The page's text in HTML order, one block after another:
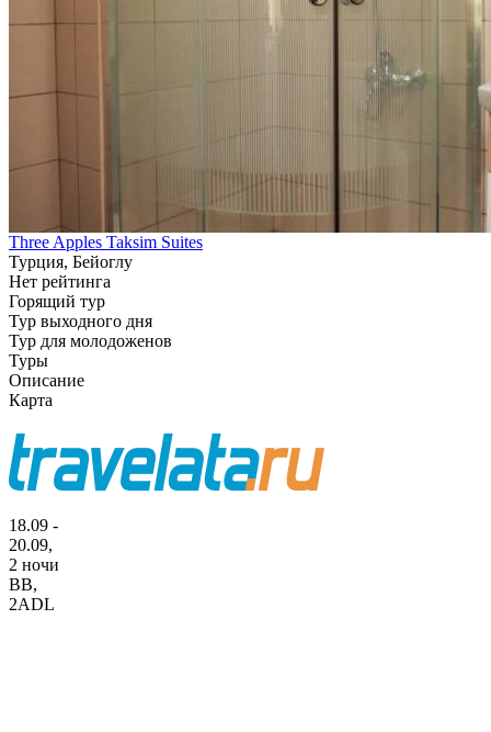
Three Apples Taksim Suites
Турция, Бейоглу
Нет рейтинга
Горящий тур
Тур выходного дня
Тур для молодоженов
Туры
Описание
Карта
18.09 -
20.09,
2 ночи
BB,
2ADL